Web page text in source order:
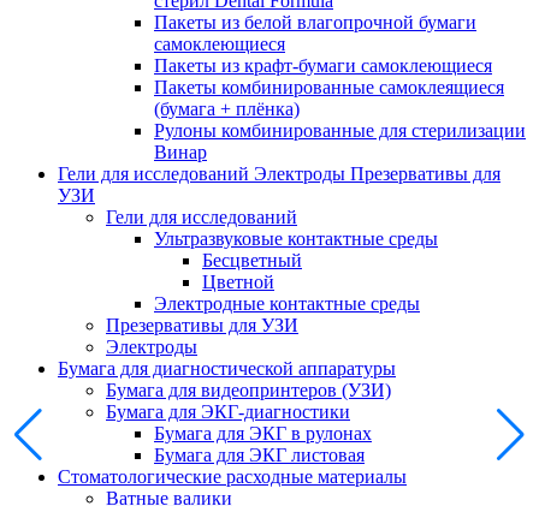
Пакеты из белой влагопрочной бумаги
самоклеющиеся
Пакеты из крафт-бумаги самоклеющиеся
Пакеты комбинированные самоклеящиеся
(бумага + плёнка)
Рулоны комбинированные для стерилизации
Винар
Гели для исследований Электроды Презервативы для
УЗИ
Гели для исследований
Ультразвуковые контактные среды
Бесцветный
Цветной
Электродные контактные среды
Презервативы для УЗИ
Электроды
Бумага для диагностической аппаратуры
Бумага для видеопринтеров (УЗИ)
Бумага для ЭКГ-диагностики
Бумага для ЭКГ в рулонах
Бумага для ЭКГ листовая
Стоматологические расходные материалы
Ватные валики